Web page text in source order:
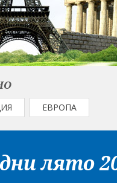
ЕВРОПА
лято